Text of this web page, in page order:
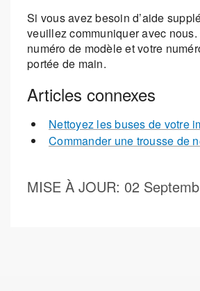
Si vous avez besoin d’aide
veuillez communiquer avec nous.
numéro de modèle et votre
portée de main.
Articles connexes
Nettoyez les buses de votre
Commander une trousse de
MISE À JOUR: 02